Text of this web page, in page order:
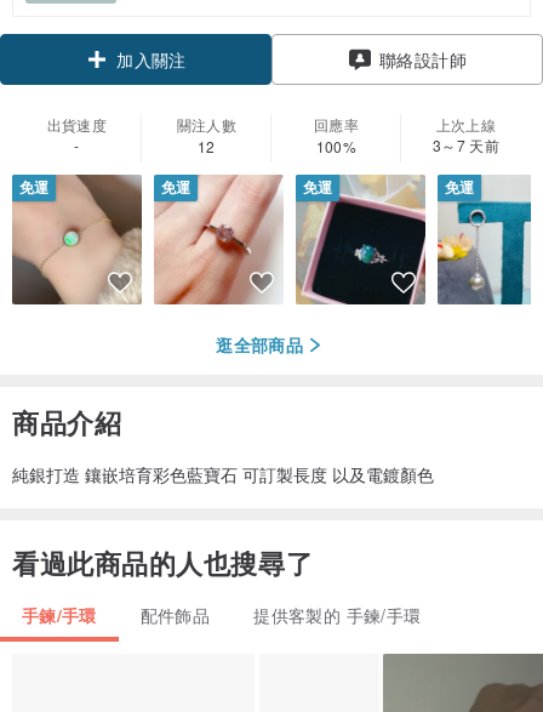
加入關注 聯絡設計師
出貨速度
-
關注人數
12
回應率
100%
上次上線
3～7 天前
免運 免運 免運 免運
逛全部商品
商品介紹
純銀打造 鑲嵌培育彩色藍寶石 可訂製長度 以及電鍍顏色
看過此商品的人也搜尋了
手鍊/手環 配件飾品 提供客製的 手鍊/手環